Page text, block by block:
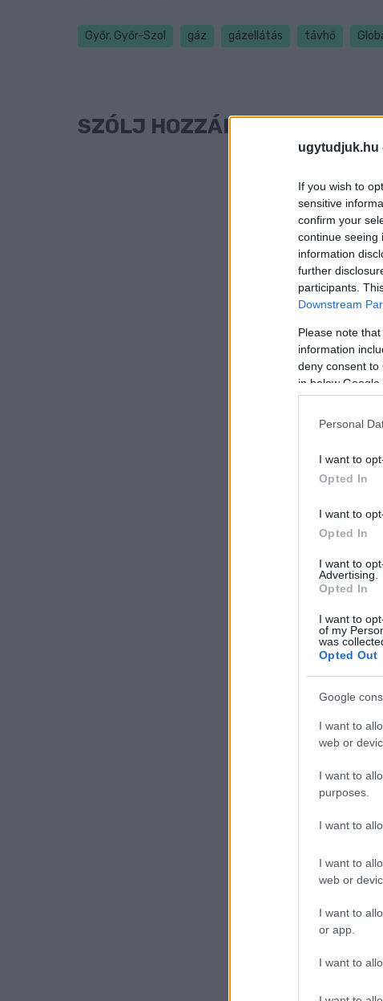
ugytudjuk.hu
If you wish to
sensitive
confirm your
continue seeing
information
further
participants.
Downstream
Please note
information
deny consent to
in below Google
Personal
I want to
Opted In
I want to
Opted In
I want to
Advertising.
Opted In
I want to
of my
was
Opted Out
Google
I want to
web or
I want to
purposes.
I want to
I want to
web or
I want to
or app.
I want to
Győr. Győr-Szol gáz gázellátás távhő
SZÓLJ HOZZÁ!